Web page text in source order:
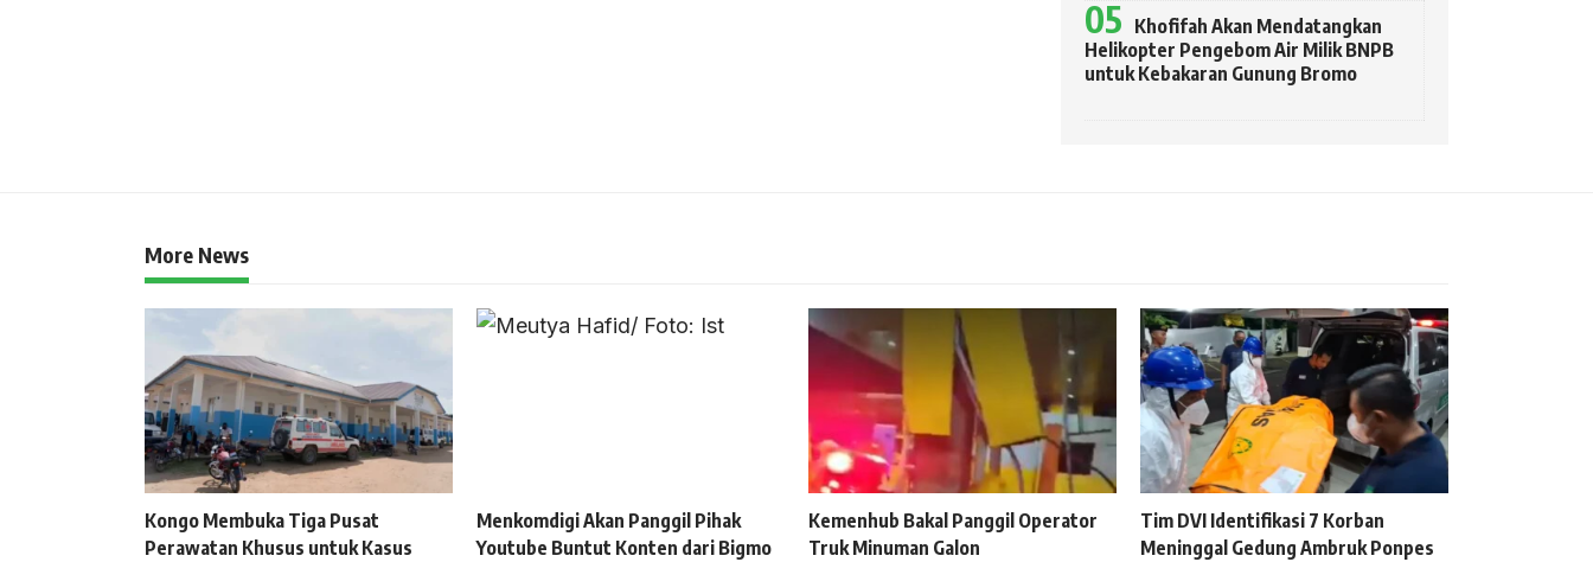
Khofifah Akan Mendatangkan
Helikopter Pengebom Air Milik BNPB
untuk Kebakaran Gunung Bromo
More News
Kongo Membuka Tiga Pusat
Perawatan Khusus untuk Kasus
Menkomdigi Akan Panggil Pihak
Youtube Buntut Konten dari Bigmo
Kemenhub Bakal Panggil Operator
Truk Minuman Galon
Tim DVI Identifikasi 7 Korban
Meninggal Gedung Ambruk Ponpes